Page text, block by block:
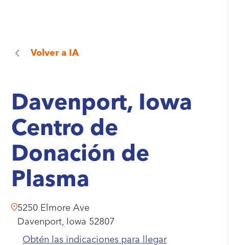
Volver a IA
Davenport, Iowa
Centro de
Donación de
Plasma
5250 Elmore Ave
Davenport,
Iowa 52807
Obtén las indicaciones para llegar